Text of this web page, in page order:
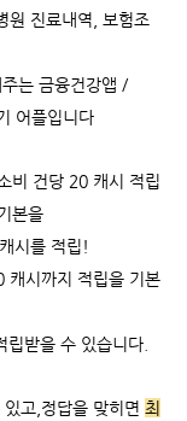
원 진료내역, 보험조
는 금융건강앱 /
어플입니다
비 건당 20 캐시 적립
본을
시를 적립!
캐시까지 적립을 기본
받을 수 있습니다.
고, 정답을 맞히면 최